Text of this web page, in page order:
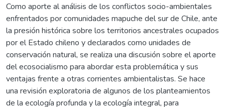
Como aporte al análisis de los conflictos socio-ambientales
enfrentados por comunidades mapuche del sur de Chile, ante
la presión histórica sobre los territorios ancestrales ocupados
por el Estado chileno y declarados como unidades de
conservación natural, se realiza una discusión sobre el aporte
del ecosocialismo para abordar esta problemática y sus
ventajas frente a otras corrientes ambientalistas. Se hace
una revisión exploratoria de algunos de los planteamientos
de la ecología profunda y la ecología integral, para